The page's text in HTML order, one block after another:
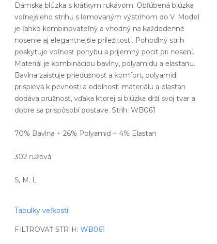
Dámska blúzka s krátkym rukávom. Obľúbená blúzka
voľnejšieho strihu s lemovaným výstrihom do V. Model
je ľahko kombinovateľný a vhodný na každodenné
nosenie aj elegantnejšie príležitosti. Pohodlný strih
poskytuje voľnosť pohybu a príjemný pocit pri nosení.
Materiál je kombináciou bavlny, polyamidu a elastanu.
Bavlna zaisťuje priedušnosť a komfort, polyamid
prispieva k pevnosti a odolnosti materiálu a elastan
dodáva pružnosť, vďaka ktorej si blúzka drží svoj tvar a
dobre sa prispôsobí postave. Strih: WB061
70% Bavlna + 26% Polyamid + 4% Elastan
302 ružová
S, M, L
Tabulky veľkostí
FILTROVAŤ STRIH: WB061